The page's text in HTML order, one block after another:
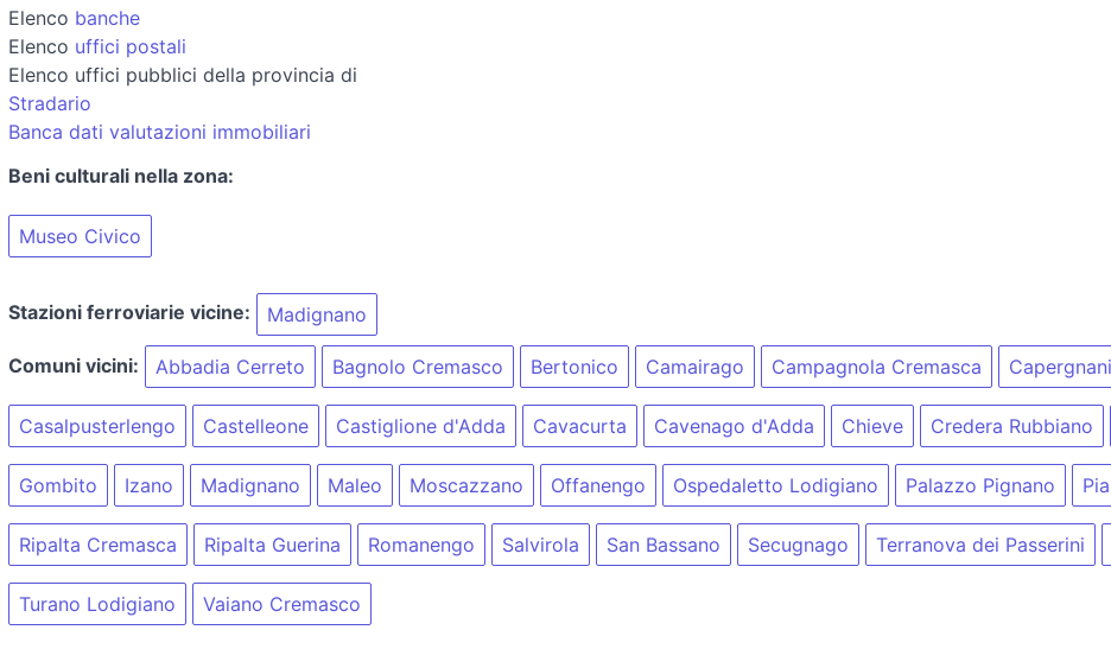
Elenco banche
Elenco uffici postali
Elenco uffici pubblici della provincia di
Stradario
Banca dati valutazioni immobiliari
Beni culturali nella zona:
Museo Civico
Stazioni ferroviarie vicine: Madignano
Comuni vicini: Abbadia Cerreto Bagnolo Cremasco Bertonico Camairago Campagnola Cremasca
Casalpusterlengo Castelleone Castiglione d'Adda Cavacurta Cavenago d'Adda Chieve Credera Rubbiano
Gombito Izano Madignano Maleo Moscazzano Offanengo Ospedaletto Lodigiano Palazzo Pignano
Ripalta Cremasca Ripalta Guerina Romanengo Salvirola San Bassano Secugnago Terranova dei Passerini
Turano Lodigiano Vaiano Cremasco